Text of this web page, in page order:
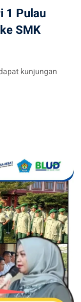
1 Pulau
SMK
kunjungan